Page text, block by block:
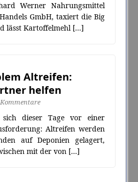
Werner Nahrungsmittel
GmbH, taxiert die Big
lässt Kartoffelmehl [...]
Altreifen:
helfen
sich dieser Tage vor einer
Altreifen werden
auf Deponien gelagert,
mit der von [...]